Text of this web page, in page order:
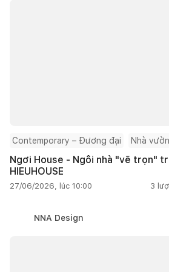
Contemporary – Đương đại Nhà vườn
Ngơi House - Ngôi nhà "vẽ trọn"
HIEUHOUSE
27/06/2026, lúc 10:00 3
NNA Design